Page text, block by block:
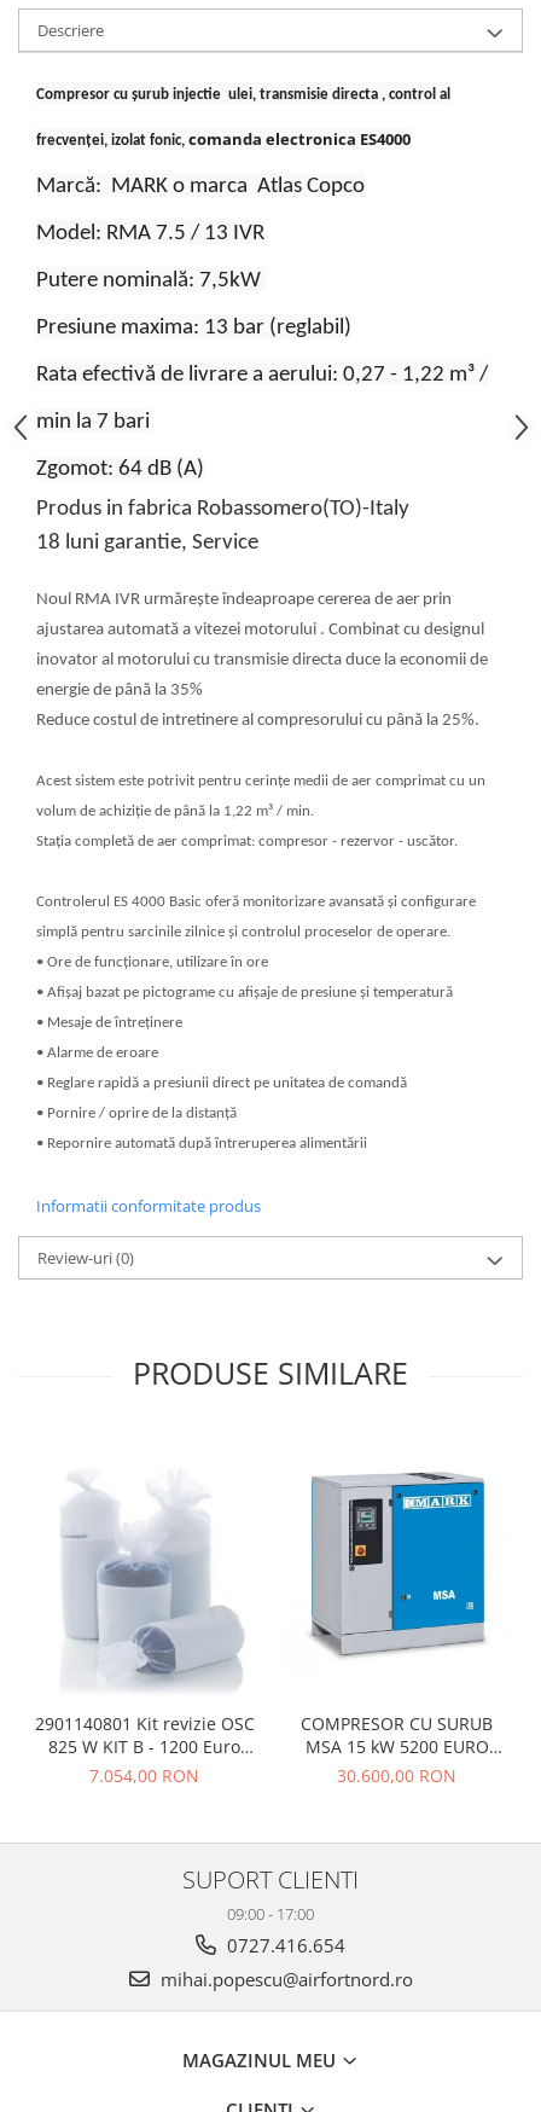
Descriere
Compresor cu șurub injectie ulei, transmisie directa , control al
frecvenței, izolat fonic, comanda electronica ES4000
Marcă: MARK o marca Atlas Copco
Model: RMA 7.5 / 13 IVR
Putere nominală: 7,5kW
Presiune maxima: 13 bar (reglabil)
Rata efectivă de livrare a aerului: 0,27 - 1,22 m³ /
min la 7 bari
Zgomot: 64 dB (A)
Produs in fabrica Robassomero(TO)-Italy
18 luni garantie, Service
Noul RMA IVR urmărește îndeaproape cererea de aer prin
ajustarea automată a vitezei motorului . Combinat cu designul
inovator al motorului cu transmisie directa duce la economii de
energie de până la 35%
Reduce costul de intretinere al compresorului cu până la 25%.
Acest sistem este potrivit pentru cerințe medii de aer comprimat cu un
volum de achiziție de până la 1,22 m³ / min.
Stația completă de aer comprimat: compresor - rezervor - uscător.
Controlerul ES 4000 Basic oferă monitorizare avansată și configurare
simplă pentru sarcinile zilnice și controlul proceselor de operare.
• Ore de funcționare, utilizare în ore
• Afișaj bazat pe pictograme cu afișaje de presiune și temperatură
• Mesaje de întreținere
• Alarme de eroare
• Reglare rapidă a presiunii direct pe unitatea de comandă
• Pornire / oprire de la distanță
• Repornire automată după întreruperea alimentării
Informatii conformitate produs
Review-uri(0)
PRODUSE SIMILARE
2901140801 Kit revizie OSC
825 W KIT B - 1200 Euro
fara TVA
7.054,00 RON
COMPRESOR CU SURUB
MSA 15 kW 5200 EURO
FARA TVA
30.600,00 RON
SUPORT CLIENTI
09:00 - 17:00
0727.416.654
mihai.popescu@airfortnord.ro
MAGAZINUL MEU